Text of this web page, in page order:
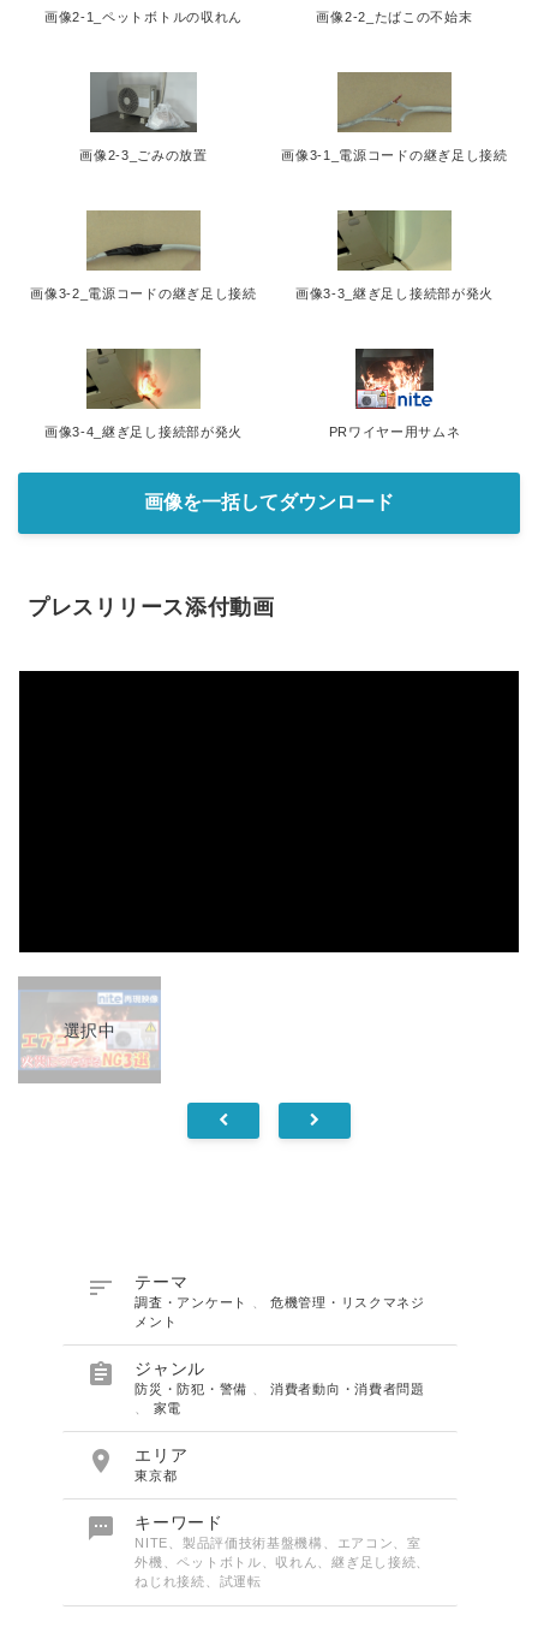
画像2-1_ペットボトルの収れん 画像2-2_たばこの不始末
画像2-3_ごみの放置 画像3-1_電源コードの継ぎ足し接続
画像3-2_電源コードの継ぎ足し接続 画像3-3_継ぎ足し接続部が発火
画像3-4_継ぎ足し接続部が発火 PRワイヤー用サムネ
画像を一括してダウンロード
プレスリリース添付動画
選択中
 テーマ
調査・アンケート 、危機管理・リスクマネジ
メント
 ジャンル
防災・防犯・警備 、消費者動向・消費者問題
家電
 エリア
東京都
 キーワード
NITE、製品評価技術基盤機構、エアコン、室
外機、ペットボトル、収れん、継ぎ足し接続、
ねじれ接続、試運転